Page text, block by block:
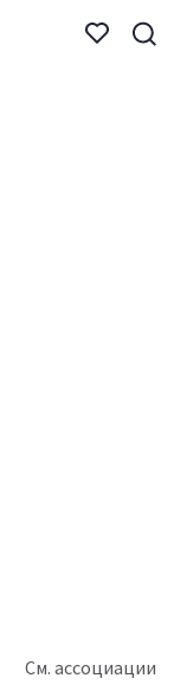
См. ассоциации